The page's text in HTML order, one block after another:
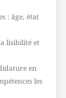
: âge, état
lisibilité et
en
les